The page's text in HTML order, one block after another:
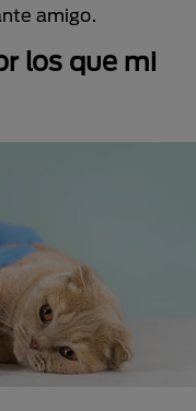
amigo.
los que mi